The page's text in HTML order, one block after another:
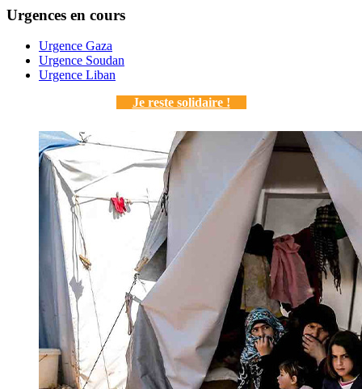
Urgences en cours
Urgence Gaza
Urgence Soudan
Urgence Liban
Je reste solidaire !